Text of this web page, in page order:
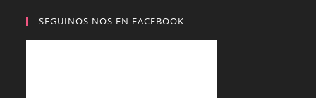
SEGUINOS NOS EN FACEBOOK